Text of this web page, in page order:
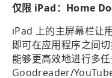
仅限 iPad：Home
iPad 上的主屏幕栏让
即可在应用程序之间
能够更高效地进行多
Goodreader/